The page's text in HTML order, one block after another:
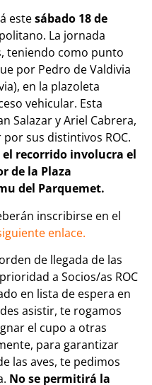
estesábado 18 de
La jornada
teniendo como punto
por Pedro de Valdivia
en la plazoleta
vehicular. Esta
Salazar y Ariel Cabrera,
sus distintivos ROC.
recorrido involucra el
de la Plaza
del Parquemet.
inscribirse en el
enlace.
de llegada de las
a Socios/as ROC
en lista de espera en
asistir, te rogamos
el cupo a otras
para garantizar
las aves, te pedimos
No se permitirá la